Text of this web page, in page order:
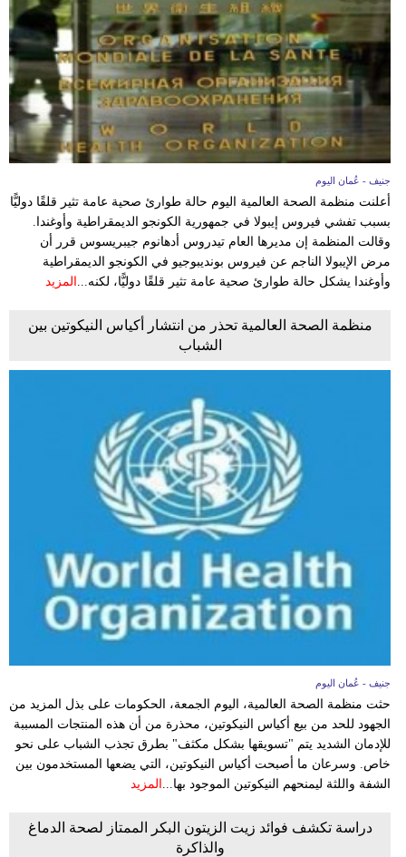
وسفر
ديكور
أخبار
إعلام
تعليم
مرأة
علوم
وتكنولوجيا
جنيف - عُمان اليوم
أعلنت منظمة الصحة العالمية اليوم حالة طوارئ صحية عامة تثير قلقًا دوليًّا
بسبب تفشي فيروس إيبولا في جمهورية الكونجو الديمقراطية وأوغندا.
وقالت المنظمة إن مديرها العام تيدروس أدهانوم جيبريسوس قرر أن
مرض الإيبولا الناجم عن فيروس بونديبوجيو في الكونجو الديمقراطية
وأوغندا يشكل حالة طوارئ صحية عامة تثير قلقًا دوليًّا، لكنه... المزيد
منظمة الصحة العالمية تحذر من انتشار أكياس النيكوتين بين
الشباب
جنيف - عُمان اليوم
حثت منظمة الصحة العالمية، اليوم الجمعة، الحكومات على بذل المزيد من
الجهود للحد من بيع أكياس النيكوتين، محذرة من أن هذه المنتجات المسببة
للإدمان الشديد يتم "تسويقها بشكل مكثف" بطرق تجذب الشباب على نحو
خاص. وسرعان ما أصبحت أكياس النيكوتين، التي يضعها المستخدمون بين
الشفة واللثة ليمنحهم النيكوتين الموجود بها... المزيد
دراسة تكشف فوائد زيت الزيتون البكر الممتاز لصحة الدماغ
والذاكرة